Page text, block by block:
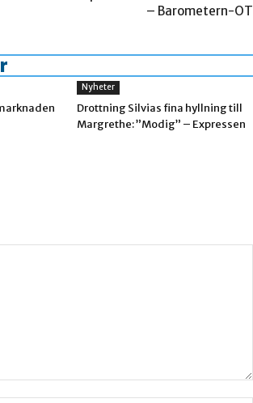
– Barometern-OT
Nyheter
Drottning Silvias fina hyllning till
Margrethe: ”Modig” – Expressen